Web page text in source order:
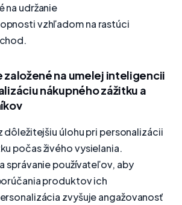
na udržanie
vzhľadom na rastúci
založené na umelej inteligencii
nákupného zážitku a
dôležitejšiu úlohu pri personalizácii
počas živého vysielania.
správanie používateľov, aby
produktov ich
zvyšuje angažovanosť